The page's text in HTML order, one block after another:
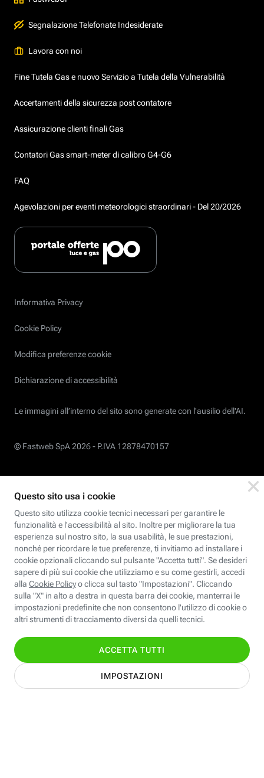
Segnalazione Telefonate Indesiderate
Lavora con noi
Fine Tutela Gas e nuovo Servizio a Tutela della Vulnerabilità
Accertamenti della sicurezza post contatore
Assicurazione clienti finali Gas
Contatori Gas smart-meter di calibro G4-G6
FAQ
Agevolazioni per eventi meteorologici straordinari - Del 20/2026
Informativa Privacy
Cookie Policy
Modifica preferenze cookie
Dichiarazione di accessibilità
Le immagini all’interno del sito sono generate con l'ausilio dell'AI.
© Fastweb SpA 2026 - P.IVA 12878470157